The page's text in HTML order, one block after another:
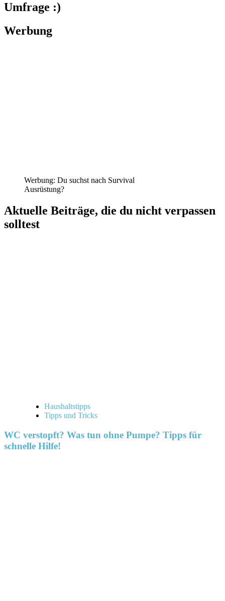
Umfrage :)
Werbung
Werbung: Du suchst nach Survival
Ausrüstung?
Aktuelle Beiträge, die du nicht verpassen
solltest
Haushaltstipps
Tipps und Tricks
WC verstopft? Was tun ohne Pumpe? Tipps für
schnelle Hilfe!